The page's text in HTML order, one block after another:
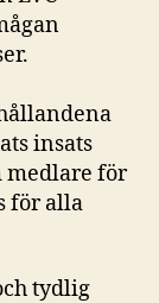
insats
medlare för
för alla
tydlig